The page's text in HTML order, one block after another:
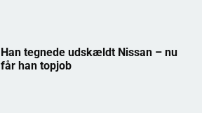
Han tegnede udskældt Nissan – nu
får han topjob